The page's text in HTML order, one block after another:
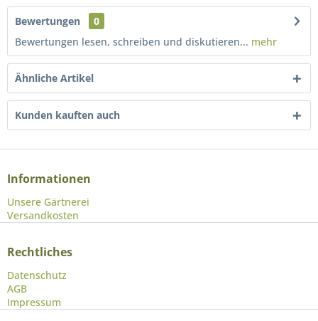
Bewertungen
0
Bewertungen lesen, schreiben und diskutieren... mehr
Ähnliche Artikel
Kunden kauften auch
Informationen
Unsere Gärtnerei
Versandkosten
Rechtliches
Datenschutz
AGB
Impressum